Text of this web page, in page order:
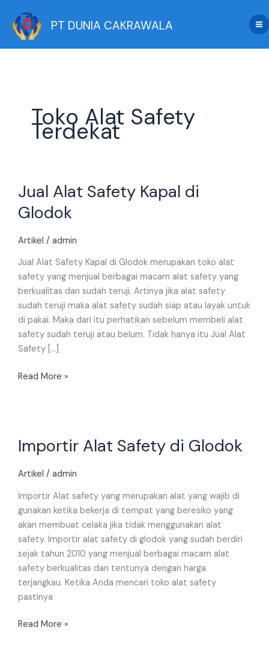
content
PT DUNIA CAKRAWALA
Toko Alat Safety
Terdekat
Jual Alat Safety Kapal di
Glodok
Artikel / admin
Jual Alat Safety Kapal di Glodok merupakan toko alat
safety yang menjual berbagai macam alat safety yang
berkualitas dan sudah teruji. Artinya jika alat safety
sudah teruji maka alat safety sudah siap atau layak untuk
di pakai. Maka dari itu perhatikan sebelum membeli alat
safety sudah teruji atau belum. Tidak hanya itu Jual Alat
Safety […]
Alat
Kapal
Glodok
Read More »
Importir Alat Safety di Glodok
Artikel / admin
Importir Alat safety yang merupakan alat yang wajib di
gunakan ketika bekerja di tempat yang beresiko yang
akan membuat celaka jika tidak menggunakan alat
safety. Importir alat safety di glodok yang sudah berdiri
sejak tahun 2010 yang menjual berbagai macam alat
safety berkualitas dan tentunya dengan harga
terjangkau. Ketika Anda mencari toko alat safety
pastinya
Alat
Safety
di
Read More »